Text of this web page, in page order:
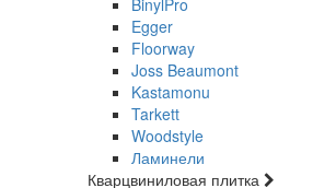
BinylPro
Egger
Floorway
Joss Beaumont
Kastamonu
Tarkett
Woodstyle
Ламинели
Кварцвиниловая плитка